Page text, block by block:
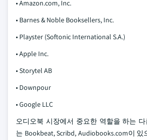
• Amazon.com, Inc.
• Barnes & Noble Booksellers, Inc.
• Playster (Softonic International S.A.)
• Apple Inc.
• Storytel AB
• Downpour
• Google LLC
오디오북 시장에서 중요한 역할을 하는
는 Bookbeat, Scribd, Audiobooks.com이